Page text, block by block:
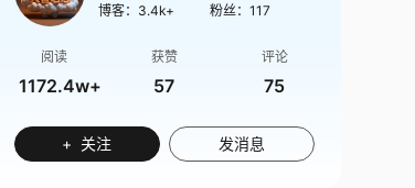
博客： 3.4k+ 粉丝： 117
阅读
1172.4w+
获赞
57
评论
75
+ 关注 发消息